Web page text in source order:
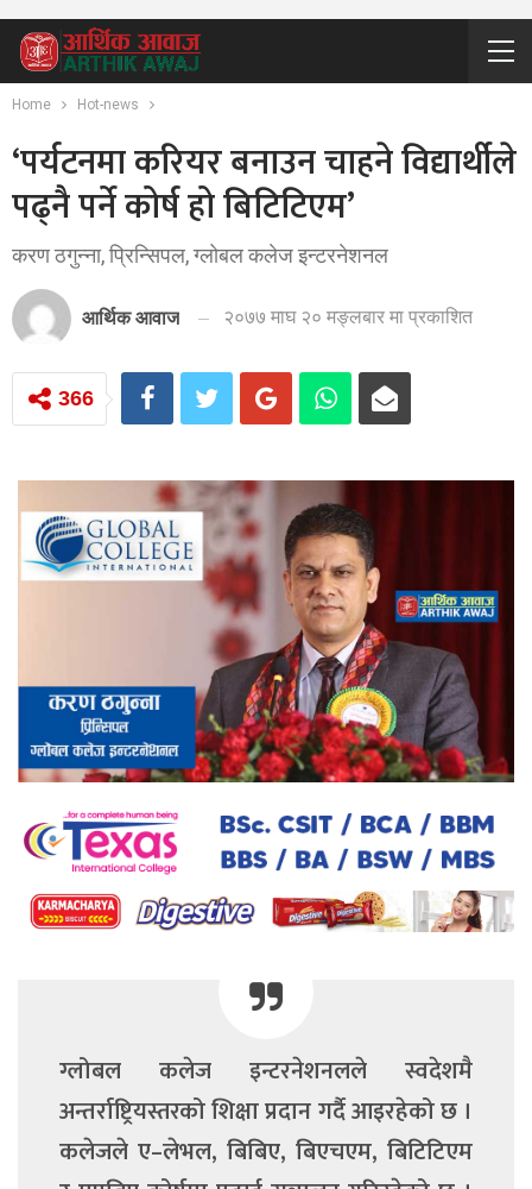
Home Hot-news
‘पर्यटनमा करियर बनाउन चाहने विद्यार्थीले
पढ्नै पर्ने कोर्ष हो बिटिटिएम’
करण ठगुन्ना, प्रिन्सिपल, ग्लोबल कलेज इन्टरनेशनल
आर्थिक आवाज २०७७ माघ २० मङ्लबार मा प्रकाशित
366
ग्लोबल कलेज इन्टरनेशनलले स्वदेशमै
अन्तर्राष्ट्रियस्तरको शिक्षा प्रदान गर्दै आइरहेको छ ।
कलेजले ए–लेभल, बिबिए, बिएचएम, बिटिटिएम